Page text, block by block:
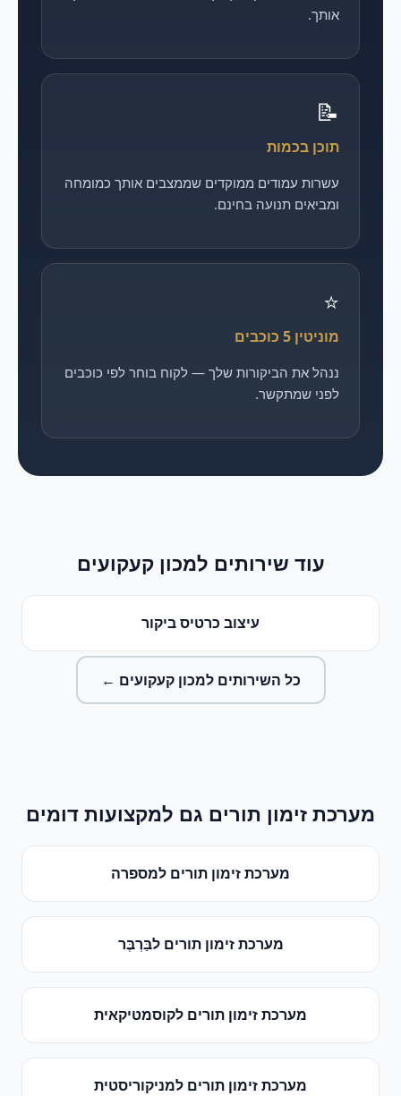
אותך.
📝
תוכן בכמות
עשרות עמודים ממוקדים שממצבים אותך כמומחה
ומביאים תנועה בחינם.
⭐
מוניטין 5 כוכבים
ננהל את הביקורות שלך — לקוח בוחר לפי כוכבים
לפני שמתקשר.
עוד שירותים למכון קעקועים
עיצוב כרטיס ביקור
כל השירותים למכון קעקועים ←
מערכת זימון תורים גם למקצועות דומים
מערכת זימון תורים למספרה
מערכת זימון תורים לבַּרְבֶּר
מערכת זימון תורים לקוסמטיקאית
מערכת זימון תורים למניקוריסטית